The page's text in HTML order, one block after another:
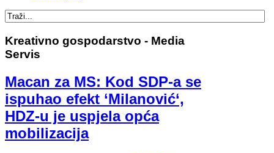
Kreativno gospodarstvo - Media
Servis
Macan za MS: Kod SDP-a se
ispuhao efekt ‘Milanović‘,
HDZ-u je uspjela opća
mobilizacija